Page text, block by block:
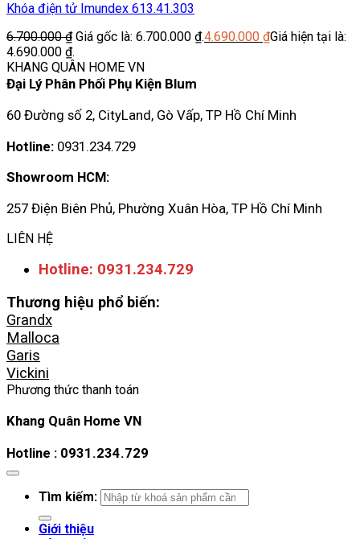
Khóa điện tử Imundex 613.41.303
6.700.000₫ Giá gốc là: 6.700.000 ₫.4.690.000 ₫Giá hiện tại là:
4.690.000 ₫.
KHANG QUÂN HOME VN
Đại Lý Phân Phối Phụ Kiện Blum
60 Đường số 2, CityLand, Gò Vấp, TP Hồ Chí Minh
Hotline: 0931.234.729
Showroom HCM:
257 Điện Biên Phủ, Phường Xuân Hòa, TP Hồ Chí Minh
LIÊN HỆ
Hotline: 0931.234.729
Thương hiệu phổ biến:
Grandx
Malloca
Garis
Vickini
Phương thức thanh toán
Khang Quân Home VN
Hotline : 0931.234.729
Tìm kiếm:
Giới thiệu